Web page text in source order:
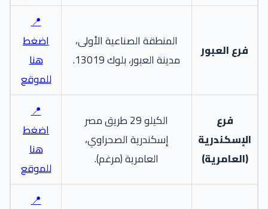
فرع العبور
المنطقة الصناعية الأولى،
مدينة العبور، بلوك 13019.
اضغط
للموقع
فرع
الإسكندرية
(العامرية)
الكيلو 29 طريق مصر
إسكندرية الصحراوي،
العامرية (مرغم).
اضغط
للموقع